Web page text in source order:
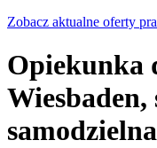
Zobacz aktualne oferty
Opiekunka
samodzielna